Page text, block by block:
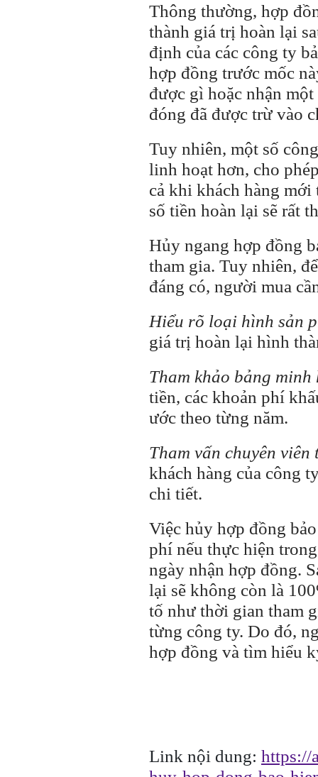
Thông thường, hợp
thành giá trị hoàn lại
định của các công ty
hợp đồng trước mốc
được gì hoặc nhận
đóng đã được trừ vào
Tuy nhiên, một số
linh hoạt hơn, cho
cả khi khách hàng
số tiền hoàn lại sẽ rất
Hủy ngang hợp đồng
tham gia. Tuy nhiên,
đáng có, người mua
Hiểu rõ loại hình sản
giá trị hoàn lại hình
Tham khảo bảng
tiền, các khoản phí
ước theo từng năm.
Tham vấn chuyên
khách hàng của công
chi tiết.
Việc hủy hợp đồng
phí nếu thực hiện
ngày nhận hợp đồng.
lại sẽ không còn là
tố như thời gian tham
từng công ty. Do đó,
hợp đồng và tìm hiểu
Link nội dung: https://